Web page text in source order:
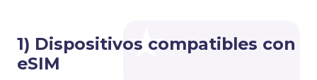
1) Dispositivos compatibles con
eSIM